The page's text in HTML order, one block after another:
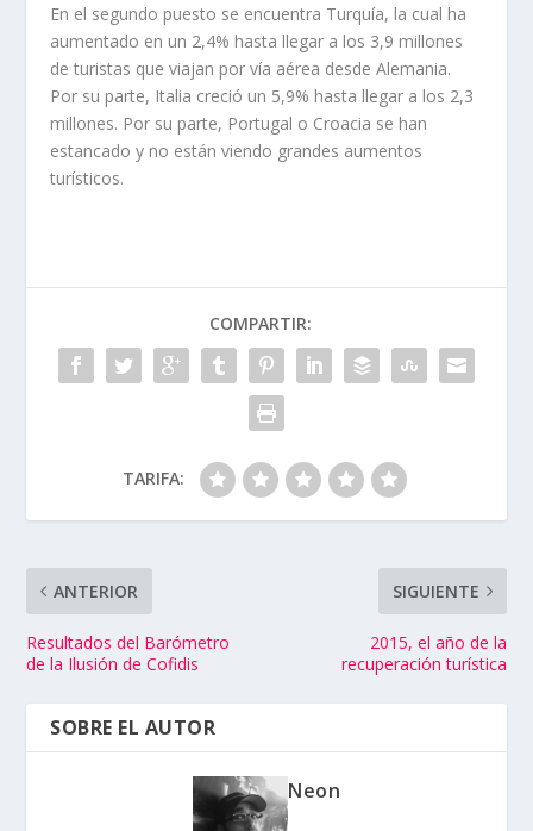
En el segundo puesto se encuentra Turquía, la cual ha
aumentado en un 2,4% hasta llegar a los 3,9 millones
de turistas que viajan por vía aérea desde Alemania.
Por su parte, Italia creció un 5,9% hasta llegar a los 2,3
millones. Por su parte, Portugal o Croacia se han
estancado y no están viendo grandes aumentos
turísticos.
COMPARTIR:
TARIFA:
ANTERIOR
Resultados del Barómetro
de la Ilusión de Cofidis
SIGUIENTE
2015, el año de la
recuperación turística
SOBRE EL AUTOR
Neon